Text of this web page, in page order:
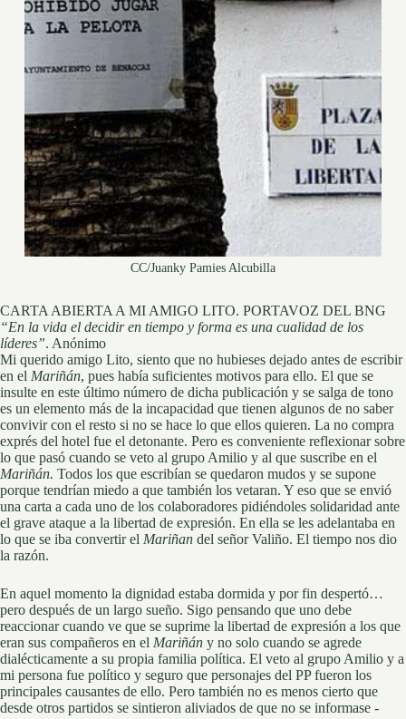
CC/Juanky Pamies Alcubilla
CARTA ABIERTA A MI AMIGO LITO. PORTAVOZ DEL BNG
“En la vida el decidir en tiempo y forma es una cualidad de los
líderes”. Anónimo
Mi querido amigo Lito, siento que no hubieses dejado antes de escribir
en el Mariñán, pues había suficientes motivos para ello. El que se
insulte en este último número de dicha publicación y se salga de tono
es un elemento más de la incapacidad que tienen algunos de no saber
convivir con el resto si no se hace lo que ellos quieren. La no compra
exprés del hotel fue el detonante. Pero es conveniente reflexionar sobre
lo que pasó cuando se veto al grupo Amilio y al que suscribe en el
Mariñán. Todos los que escribían se quedaron mudos y se supone
porque tendrían miedo a que también los vetaran. Y eso que se envió
una carta a cada uno de los colaboradores pidiéndoles solidaridad ante
el grave ataque a la libertad de expresión. En ella se les adelantaba en
lo que se iba convertir el Mariñan del señor Valiño. El tiempo nos dio
la razón.
En aquel momento la dignidad estaba dormida y por fin despertó…
pero después de un largo sueño. Sigo pensando que uno debe
reaccionar cuando ve que se suprime la libertad de expresión a los que
eran sus compañeros en el Mariñán y no solo cuando se agrede
dialécticamente a su propia familia política. El veto al grupo Amilio y a
mi persona fue político y seguro que personajes del PP fueron los
principales causantes de ello. Pero también no es menos cierto que
desde otros partidos se sintieron aliviados de que no se informase -